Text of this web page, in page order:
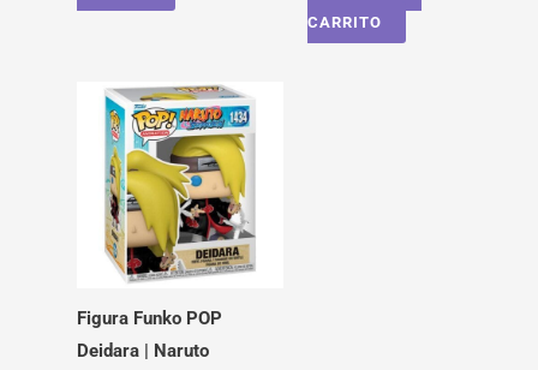
CARRITO
Figura Funko POP
Deidara | Naruto